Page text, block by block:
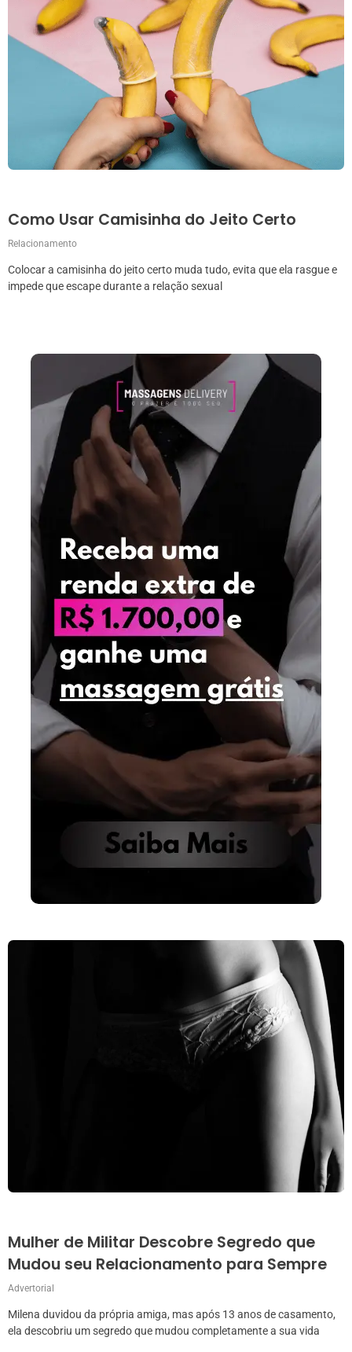
Como Usar Camisinha do Jeito Certo
Relacionamento
Colocar a camisinha do jeito certo muda tudo, evita que ela rasgue e
impede que escape durante a relação sexual
Mulher de Militar Descobre Segredo que
Mudou seu Relacionamento para Sempre
Advertorial
Milena duvidou da própria amiga, mas após 13 anos de casamento,
ela descobriu um segredo que mudou completamente a sua vida